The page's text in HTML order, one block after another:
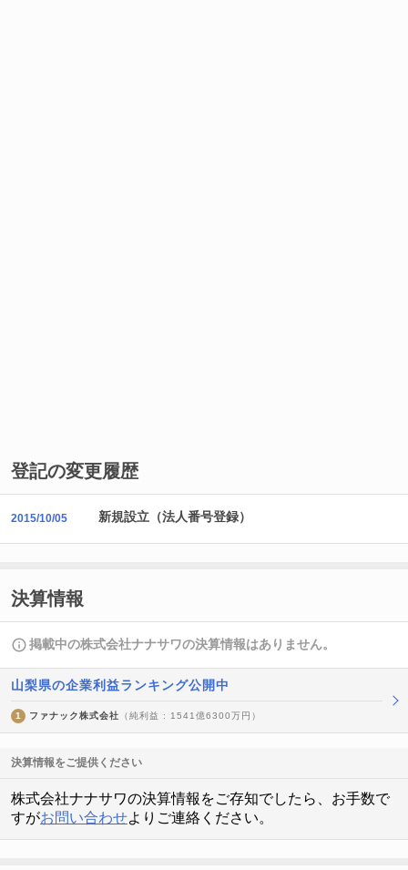
登記の変更履歴
2015/10/05 新規設立（法人番号登録）
決算情報
掲載中の株式会社ナナサワの決算情報はありません。
山梨県の企業利益ランキング公開中
1 ファナック株式会社 （純利益 : 1541億6300万円）
決算情報をご提供ください
株式会社ナナサワの決算情報をご存知でしたら、お手数で
すがお問い合わせよりご連絡ください。